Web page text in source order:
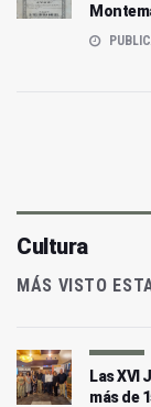
Cultura
MÁS VISTO
Las XVI
más de